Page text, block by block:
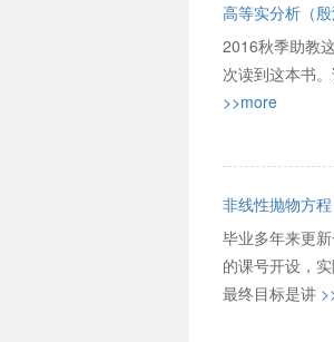
高等实分析（殷
2016秋季助教
次读到这本书
>>more
非线性抛物方程
毕业多年来更
的课号开设，
最终目标是讲